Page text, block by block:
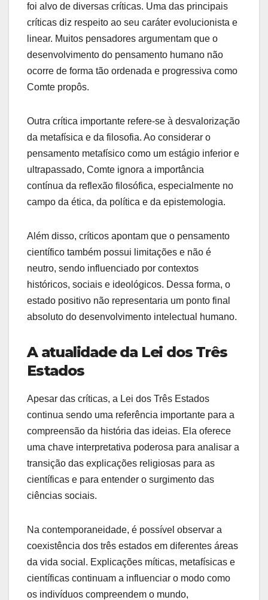
foi alvo de diversas críticas. Uma das principais
críticas diz respeito ao seu caráter evolucionista e
linear. Muitos pensadores argumentam que o
desenvolvimento do pensamento humano não
ocorre de forma tão ordenada e progressiva como
Comte propôs.
Outra crítica importante refere-se à desvalorização
da metafísica e da filosofia. Ao considerar o
pensamento metafísico como um estágio inferior e
ultrapassado, Comte ignora a importância
contínua da reflexão filosófica, especialmente no
campo da ética, da política e da epistemologia.
Além disso, críticos apontam que o pensamento
científico também possui limitações e não é
neutro, sendo influenciado por contextos
históricos, sociais e ideológicos. Dessa forma, o
estado positivo não representaria um ponto final
absoluto do desenvolvimento intelectual humano.
A atualidade da Lei dos Três
Estados
Apesar das críticas, a Lei dos Três Estados
continua sendo uma referência importante para a
compreensão da história das ideias. Ela oferece
uma chave interpretativa poderosa para analisar a
transição das explicações religiosas para as
científicas e para entender o surgimento das
ciências sociais.
Na contemporaneidade, é possível observar a
coexistência dos três estados em diferentes áreas
da vida social. Explicações míticas, metafísicas e
científicas continuam a influenciar o modo como
os indivíduos compreendem o mundo,